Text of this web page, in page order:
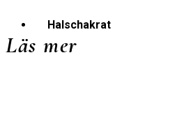
Halschakrat
Läs mer